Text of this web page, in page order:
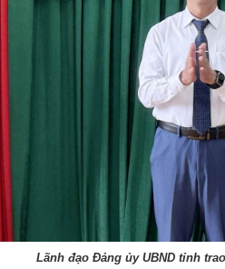
Lãnh đạo Đảng ủy UBND tỉnh